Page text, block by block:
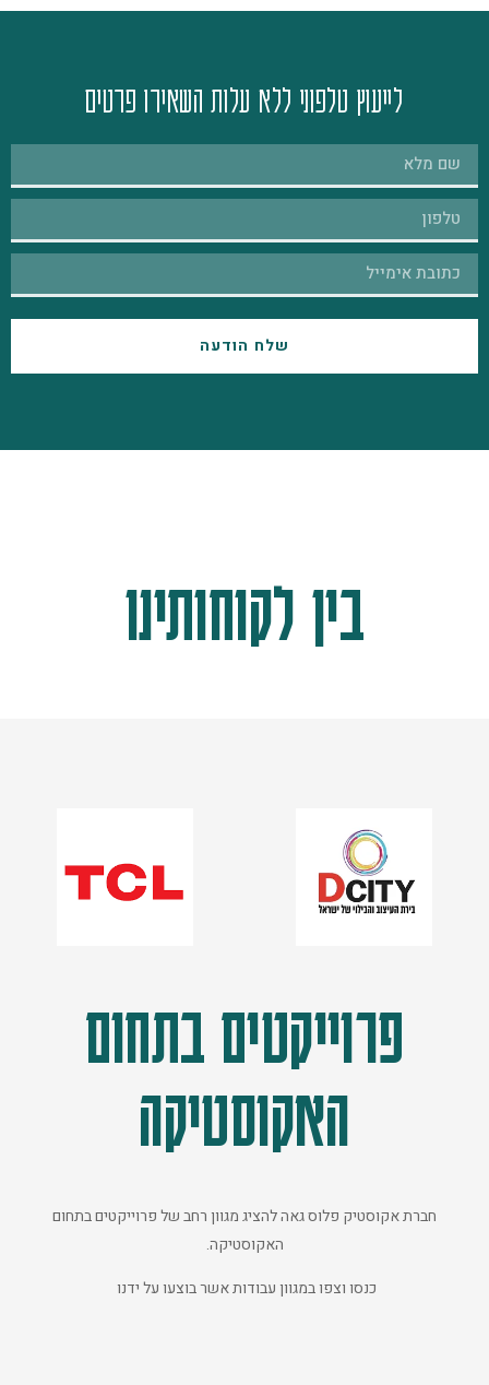
לייעוץ טלפוני ללא עלות השאירו פרטים
שלח הודעה
בין לקוחותינו
פרוייקטים בתחום
האקוסטיקה
חברת אקוסטיק פלוס גאה להציג מגוון רחב של פרוייקטים בתחום
האקוסטיקה.
כנסו וצפו במגוון עבודות אשר בוצעו על ידנו